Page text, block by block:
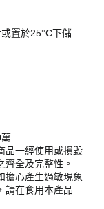
置於25°C下儲
品一經使用或損毀
齊全及完整性。
擔心產生過敏現象
請在食用本產品